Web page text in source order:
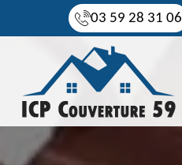
03 59 28 31 06